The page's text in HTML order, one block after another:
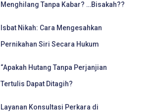
Menghilang Tanpa Kabar? …Bisakah??
Isbat Nikah: Cara Mengesahkan
Pernikahan Siri Secara Hukum
“Apakah Hutang Tanpa Perjanjian
Tertulis Dapat Ditagih?
Layanan Konsultasi Perkara di